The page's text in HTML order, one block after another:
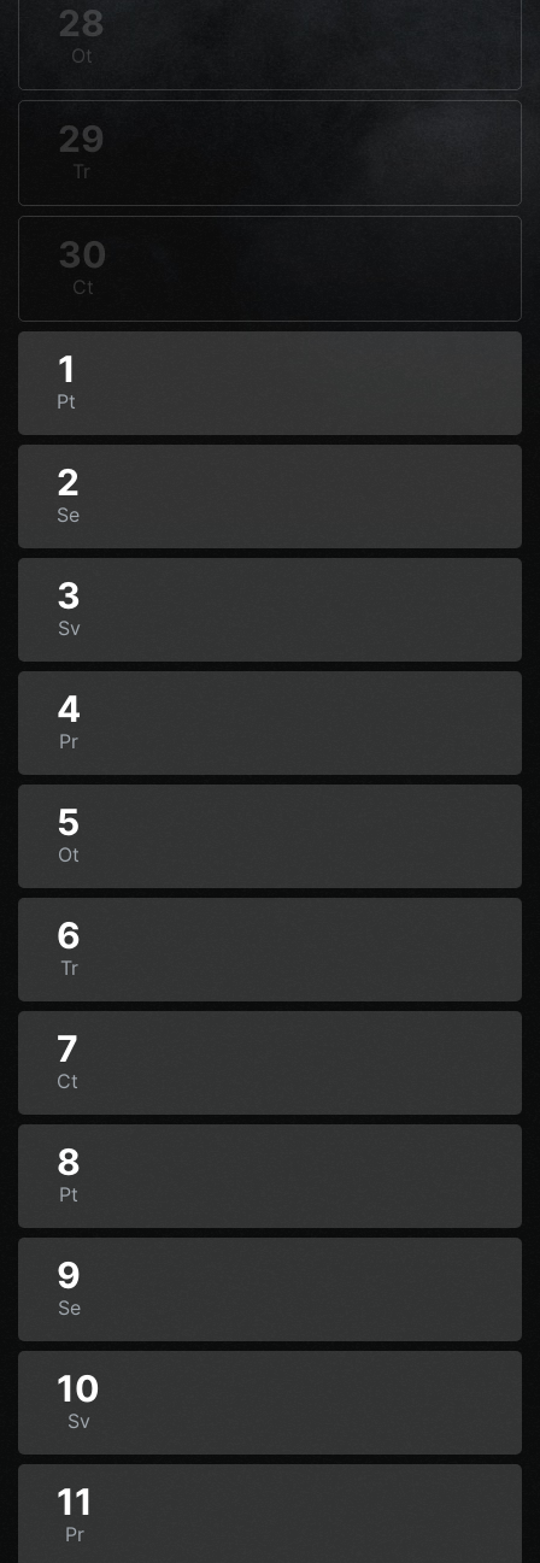
28
Ot
29
Tr
30
Ct
1
Pt
2
Se
3
Sv
4
Pr
5
Ot
6
Tr
7
Ct
8
Pt
9
Se
10
Sv
11
Pr